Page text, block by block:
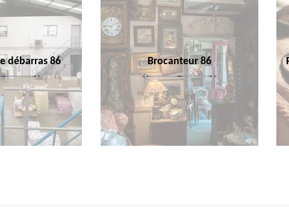
débarras 86 Brocanteur 86